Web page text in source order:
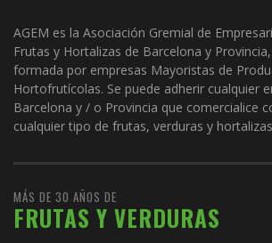
AGEM es la Asociación Gremial de
Frutas y Hortalizas de Barcelona y
formada por empresas Mayoristas de
Hortofrutícolas. Se puede adherir cualquier
Barcelona y / o Provincia que comercialice
cualquier tipo de frutas, verduras y
MÁS DE 30 AÑOS DE
FRUTAS Y VERDURAS